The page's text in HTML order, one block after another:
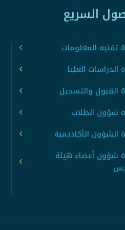
السريع
تقنية المعلومات
الدراسات العليا
القبول والتسجيل
شؤون الطلاب
الشؤون الأكاديمية
شؤون أعضاء هيئة